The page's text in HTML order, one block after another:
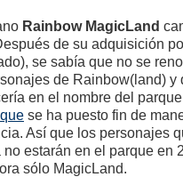
Rainbow MagicLand
de su adquisición
se sabía que no se
de Rainbow(land) y
en el nombre del
quese ha puesto fin de
Así que los personajes
estarán en el parque en
sólo MagicLand.